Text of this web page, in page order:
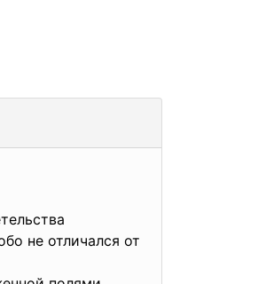
не отличался от